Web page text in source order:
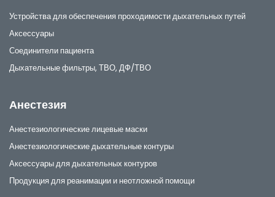
Устройства для обеспечения проходимости дыхательных путей
Аксессуары
Соединители пациента
Дыхательные фильтры, ТВО, ДФ/ТВО
Анестезия
Анестезиологические лицевые маски
Анестезиологические дыхательные контуры
Аксессуары для дыхательных контуров
Продукция для реанимации и неотложной помощи